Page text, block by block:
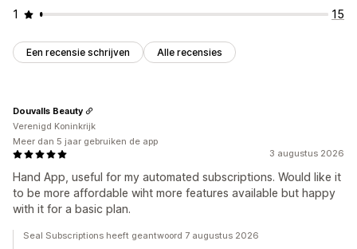
1
15
Een recensie schrijven Alle recensies
3 augustus 2026
Hand App, useful for my automated subscriptions. Would like it
to be more affordable wiht more features available but happy
with it for a basic plan.
Douvalls Beauty
Verenigd Koninkrijk
Meer dan 5 jaar gebruiken de app
Seal Subscriptions heeft geantwoord 7 augustus 2026